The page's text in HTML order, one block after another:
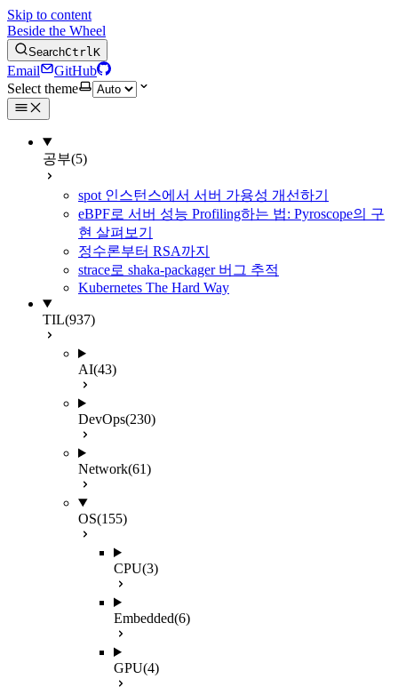
Skip to content
Beside the Wheel
SearchCtrlK
Email
GitHub
Select theme
공부(5)
spot 인스턴스에서 서버 가용성 개선하기
eBPF로 서버 성능 Profiling하는 법: Pyroscope의 구
현 살펴보기
정수론부터 RSA까지
strace로 shaka-packager 버그 추적
Kubernetes The Hard Way
TIL(937)
AI(43)
DevOps(230)
Network(61)
OS(155)
CPU(3)
Embedded(6)
GPU(4)